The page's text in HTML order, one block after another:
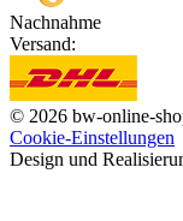
Nachnahme
Versand:
© 2026 bw-online-
Cookie-Einstellungen
Design und